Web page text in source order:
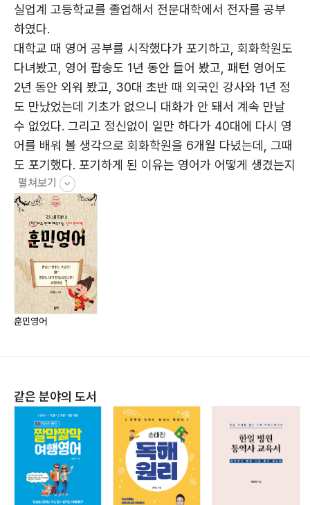
?감정동사를 이용한 의문문 만들기 96
?감정동사를 이용한 부정문 만들기 99
?DO의 의미 102
?“DO”의 원초적 본능 105
?두(DO) + 액션 105
?명사란? 107
?한글을 사용하는 사람과 영어를 사용하는 사람의 정신세
계 112
?영어권 사람들과 한국 사람의 비교 113
?영어권 사람들 숫자를 너무 중요시해! 118
?영어권 사람들은 확실한 것을 좋아한다 119
?영어권 사람들은 행동을 최우선시합니다 120
?영어에서 ①, ②, ③번 “전치사구” 위치를 꼭 지켜야 되
는 이유 124
?전치사구 순서 128
?영어와 한글 순서 비교 133
?5분 동안 영어원리 되돌아보기 138
?영어 문장에 “을-”이 없으면? 150
?에피소드 152
?영어의 be 동사 152
?be 동사 153
?be 동사의 의문형 163
?be 동사의 부정형은? 165
실업계 고등학교를 졸업해서 전문대학에서 전자를 공부
하였다.
대학교 때 영어 공부를 시작했다가 포기하고, 회화학원도
다녀봤고, 영어 팝송도 1년 동안 들어 봤고, 패턴 영어도
2년 동안 외워 봤고, 30대 초반 때 외국인 강사와 1년 정
도 만났었는데 기초가 없으니 대화가 안 돼서 계속 만날
수 없었다. 그리고 정신없이 일만 하다가 40대에 다시 영
어를 배워 볼 생각으로 회화학원을 6개월 다녔는데, 그때
도 포기했다. 포기하게 된 이유는 영어가 어떻게 생겼는지
전혀 상상이 되지 않았기 때문이었다. 영어를 몰라도 너무
몰랐었다. 영어에 대한 기초 개념 없이 공부를 하는 것은
거의 시간낭비였다.
서점에서 제일 쉽다고 나와 있는 책들도 여러 권 샀었다.
그런데, 내 수준에 맞는 영어책이 없었다. 영어를 깨우쳐
줄 책이 없었다. 지금도 나를 좀 더 쉽게 깨우쳐 줄 동영상
과 책을 찾아다니고 있다. 내가 영어를 공부하면서 의문을
가졌던 가장 근본적인 개념을, 영어를 공부하는 사람들에
펼쳐보기
훈민영어
같은 분야의 도서